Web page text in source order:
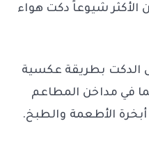
الأكثر شيوعاً دكت هواء
الدكت بطريقة عكسية
في مداخن المطاعم
الأطعمة والطبخ.